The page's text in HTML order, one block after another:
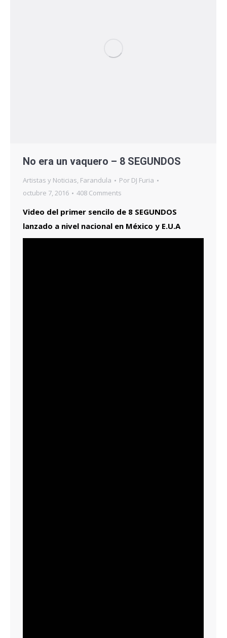
No era un vaquero – 8 SEGUNDOS
Artistas y Noticias, Farandula Por DJ Furia
octubre 7, 2016
408 Comments
Video del primer sencilo de 8 SEGUNDOS
lanzado a nivel nacional en México y E.U.A